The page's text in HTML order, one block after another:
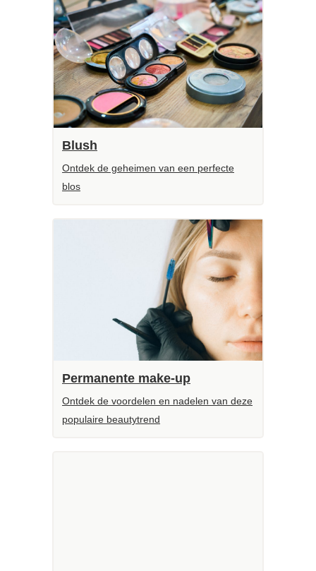
Blush
Ontdek de geheimen van een perfecte
blos
Permanente make-up
Ontdek de voordelen en nadelen van deze
populaire beautytrend